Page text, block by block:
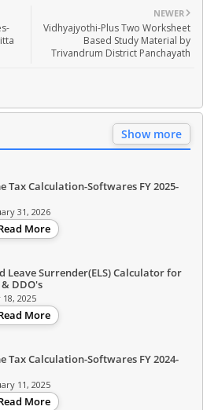
NEWER
Vidhyajyothi-Plus Two Worksheet
Based Study Material by
Trivandrum District Panchayath
Show more
Tax Calculation-Softwares FY 2025-
31, 2026
More
Leave Surrender(ELS) Calculator for
& DDO's
18, 2025
More
Tax Calculation-Softwares FY 2024-
11, 2025
More